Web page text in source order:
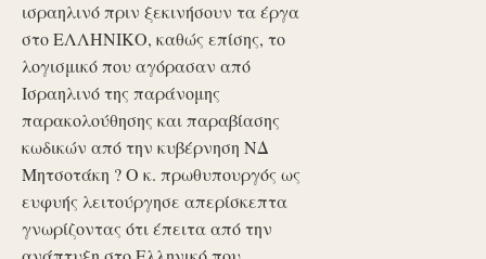
ισραηλινό πριν ξεκινήσουν τα έργα
στο ΕΛΛΗΝΙΚΟ, καθώς επίσης, το
λογισμικό που αγόρασαν από
Ισραηλινό της παράνομης
παρακολούθησης και παραβίασης
κωδικών από την κυβέρνηση ΝΔ
Μητσοτάκη ? Ο κ. πρωθυπουργός ως
ευφυής λειτούργησε απερίσκεπτα
γνωρίζοντας ότι έπειτα από την